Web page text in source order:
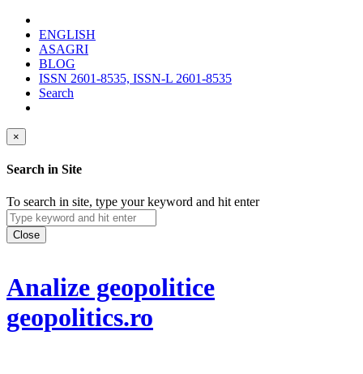
ENGLISH
ASAGRI
BLOG
ISSN 2601-8535, ISSN-L 2601-8535
Search
×
Search in Site
To search in site, type your keyword and hit enter
Close
Analize geopolitice
geopolitics.ro